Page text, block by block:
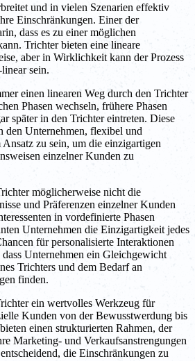
und in vielen Szenarien effektiv
Einschränkungen. Einer der
dass es zu einer möglichen
Trichter bieten eine lineare
aber in Wirklichkeit kann der Prozess
sein.
einen linearen Weg durch den Trichter
Phasen wechseln, frühere Phasen
später in den Trichter eintreten. Diese
den Unternehmen, flexibel und
zu sein, um die einzigartigen
einzelner Kunden zu
möglicherweise nicht die
und Präferenzen einzelner Kunden
in vordefinierte Phasen
Unternehmen die Einzigartigkeit jedes
für personalisierte Interaktionen
Unternehmen ein Gleichgewicht
Trichters und dem Bedarf an
finden.
ein wertvolles Werkzeug für
Kunden von der Bewusstwerdung bis
einen strukturierten Rahmen, der
Marketing- und Verkaufsanstrengungen
die Einschränkungen zu